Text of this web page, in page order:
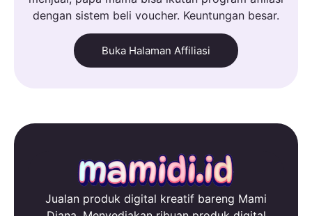
dengan sistem beli voucher. Keuntungan besar.
Buka Halaman Affiliasi
Jualan produk digital kreatif bareng Mami